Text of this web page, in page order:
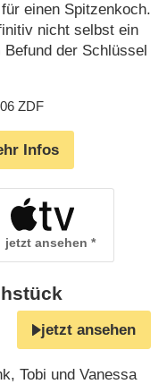
einen Spitzenkoch.
nicht selbst ein
der Schlüssel
ZDF
Infos
jetzt ansehen
jetzt ansehen
Tobi und Vanessa